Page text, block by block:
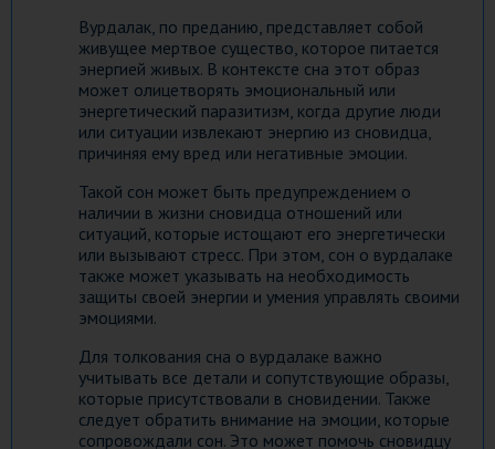
Вурдалак, по преданию, представляет собой
живущее мертвое существо, которое питается
энергией живых. В контексте сна этот образ
может олицетворять эмоциональный или
энергетический паразитизм, когда другие люди
или ситуации извлекают энергию из сновидца,
причиняя ему вред или негативные эмоции.
Такой сон может быть предупреждением о
наличии в жизни сновидца отношений или
ситуаций, которые истощают его энергетически
или вызывают стресс. При этом, сон о вурдалаке
также может указывать на необходимость
защиты своей энергии и умения управлять своими
эмоциями.
Для толкования сна о вурдалаке важно
учитывать все детали и сопутствующие образы,
которые присутствовали в сновидении. Также
следует обратить внимание на эмоции, которые
сопровождали сон. Это может помочь сновидцу